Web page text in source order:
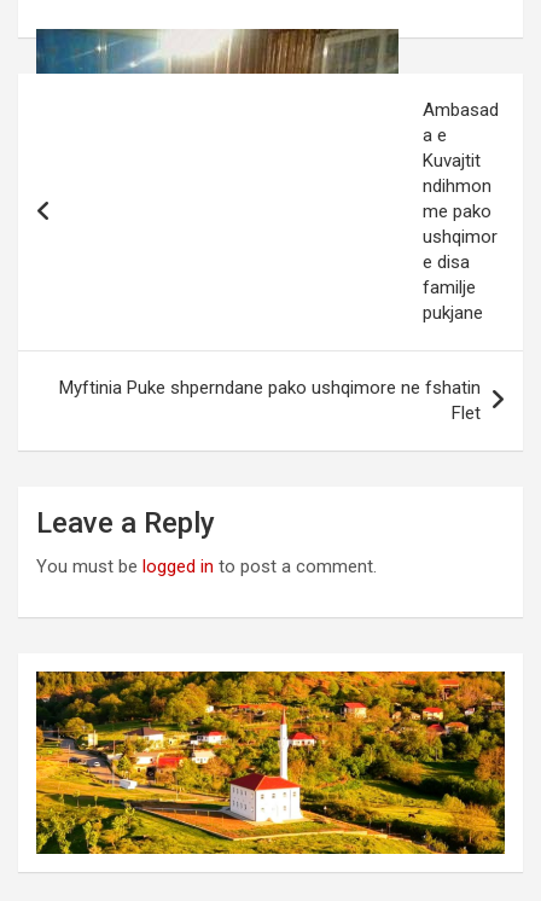
Ambasad
a e
Kuvajtit
ndihmon
me pako
ushqimor
e disa
familje
pukjane
Myftinia Puke shperndane pako ushqimore ne fshatin
Flet
Leave a Reply
You must be logged in to post a comment.